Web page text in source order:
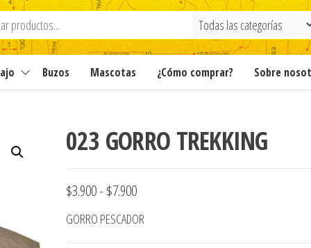
Buzos Mascotas ¿Cómo comprar? Sobre
023 GORRO TREKKING
$3.900- $7.900Rango
de
GORRO PESCADOR